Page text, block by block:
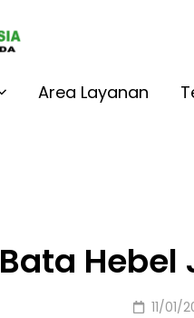
Area Layanan
Bata Hebel
Posted
11/01/